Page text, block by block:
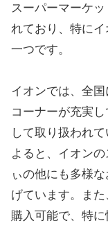
スーパーマーケ
れており、特に
一つです。
イオンでは、全
コーナーが充実
して取り扱われ
よると、イオン
ぃの他にも多様
げています。ま
購入可能で、特に